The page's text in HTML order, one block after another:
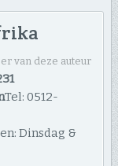
van deze auteur
Tel: 0512-
Dinsdag &